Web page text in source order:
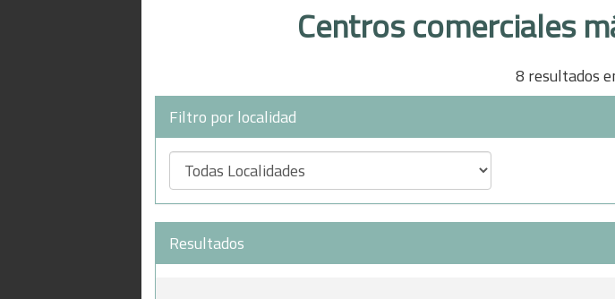
Centros comerciales
8 resultados
Filtro por localidad
Resultados